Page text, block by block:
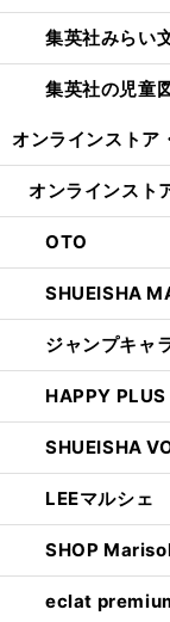
集英社みらい
集英社の児童
オンラインストア
オンラインスト
OTO
SHUEISHA
ジャンプキャ
HAPPY PLUS
SHUEISHA
LEEマルシェ
SHOP
eclat